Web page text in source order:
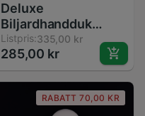
Deluxe
Biljardhandduk
Bomull - Biljard
Tillbehör
Rengöringsverktyg
Amerikansk Pool &
Snooker
Listpris:335,00 kr
285,00 kr
RABATT 70,00 KR